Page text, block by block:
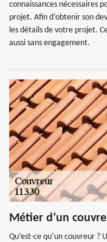
connaissances nécessaires
projet. Afin d’obtenir son
les détails de votre projet.
aussi sans engagement.
Métier d’un
Qu’est-ce qu’un couvreur